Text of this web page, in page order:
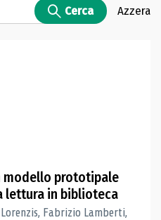
Cerca Azzera
modello prototipale
lettura in biblioteca
Fabrizio Lamberti,